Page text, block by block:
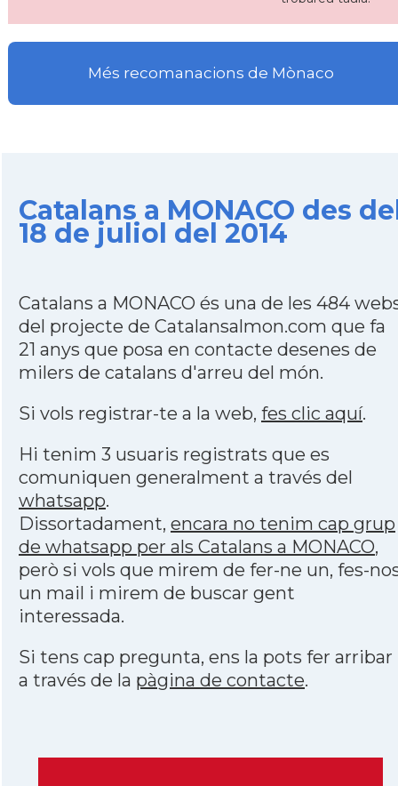
Més recomanacions de Mònaco
Catalans a MONACO des
18 de juliol del 2014
Catalans a MONACO és una de les 484
del projecte de Catalansalmon.com que fa
21 anys que posa en contacte desenes de
milers de catalans d'arreu del món.
Si vols registrar-te a la web, fes clic aquí.
Hi tenim 3 usuaris registrats que es
comuniquen generalment a través del
whatsapp.
Dissortadament, encara no tenim cap grup
de whatsapp per als Catalans a MONACO,
però si vols que mirem de fer-ne un, fes-
un mail i mirem de buscar gent
interessada.
Si tens cap pregunta, ens la pots fer arribar
a través de la pàgina de contacte.